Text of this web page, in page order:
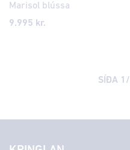
Marisol blússa
9.995 kr.
SÍÐA 1 /